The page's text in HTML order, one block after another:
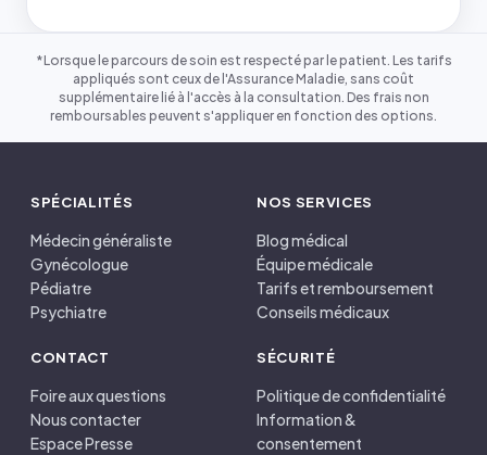
*Lorsque le parcours de soin est respecté par le patient. Les tarifs
appliqués sont ceux de l'Assurance Maladie, sans coût
supplémentaire lié à l'accès à la consultation. Des frais non
remboursables peuvent s'appliquer en fonction des options.
SPÉCIALITÉS
Médecin généraliste
Gynécologue
Pédiatre
Psychiatre
NOS SERVICES
Blog médical
Équipe médicale
Tarifs et remboursement
Conseils médicaux
CONTACT
Foire aux questions
Nous contacter
Espace Presse
SÉCURITÉ
Politique de confidentialité
Information &
consentement